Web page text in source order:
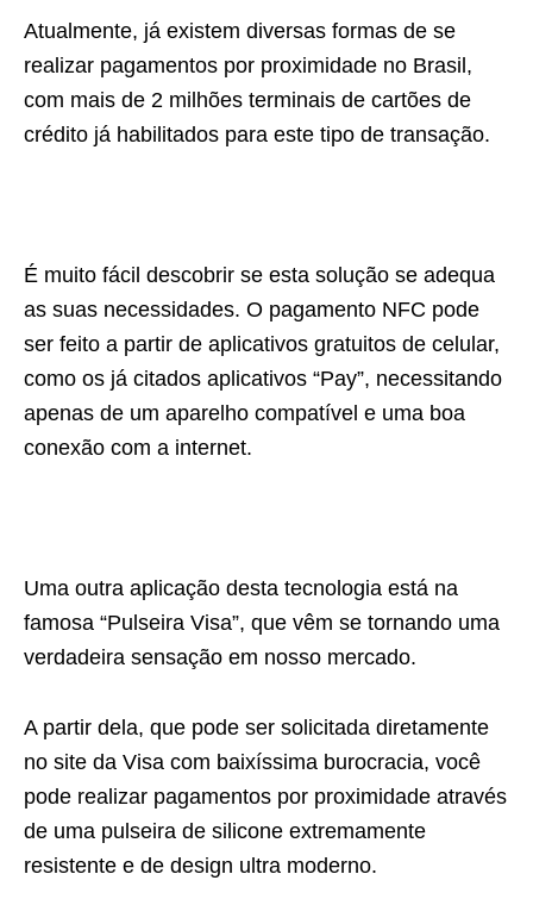
Atualmente, já existem diversas formas de se
realizar pagamentos por proximidade no Brasil,
com mais de 2 milhões terminais de cartões de
crédito já habilitados para este tipo de transação.
É muito fácil descobrir se esta solução se adequa
as suas necessidades. O pagamento NFC pode
ser feito a partir de aplicativos gratuitos de celular,
como os já citados aplicativos “Pay”, necessitando
apenas de um aparelho compatível e uma boa
conexão com a internet.
Uma outra aplicação desta tecnologia está na
famosa “Pulseira Visa”, que vêm se tornando uma
verdadeira sensação em nosso mercado.
A partir dela, que pode ser solicitada diretamente
no site da Visa com baixíssima burocracia, você
pode realizar pagamentos por proximidade através
de uma pulseira de silicone extremamente
resistente e de design ultra moderno.